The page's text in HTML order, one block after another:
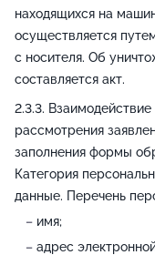
находящихся на
осуществляется
с носителя. Об
составляется акт.
рассмотрения
заполнения формы
Категория
данные. Перечень
имя;
адрес